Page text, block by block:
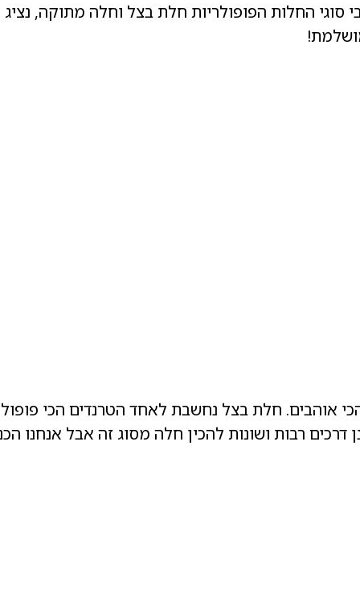
החלות הפופולריות חלת בצל וחלה מתוקה, נציג
אוהבים. חלת בצל נחשבת לאחד הטרנדים הכי
דרכים רבות ושונות להכין חלה מסוג זה אבל אנחנו